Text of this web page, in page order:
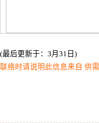
(最后更新于：3月31日)
联络时请说明此信息来自 供